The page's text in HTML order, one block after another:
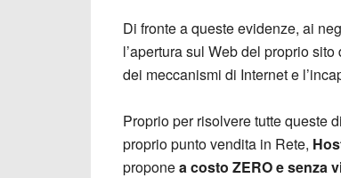
Di fronte a queste evidenze, ai
l’apertura sul Web del proprio
dei meccanismi di Internet e
Proprio per risolvere tutte queste
proprio punto vendita in Rete,
proponea costo ZERO e senza